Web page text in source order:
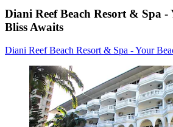
Diani Reef Beach Resort & Spa
Bliss Awaits
Diani Reef Beach Resort & Spa - Your